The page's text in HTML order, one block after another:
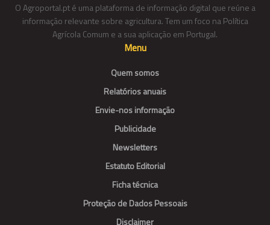
O Agroportal.pt é uma plataforma de informação digital que reúne a
informação relevante sobre agricultura. Tem um foco na Política
Agrícola Comum e a sua aplicação em Portugal.
Menu
Quem somos
Relatórios anuais
Envie-nos informação
Publicidade
Newsletters
Estatuto Editorial
Ficha técnica
Proteção de Dados Pessoais
Disclaimer